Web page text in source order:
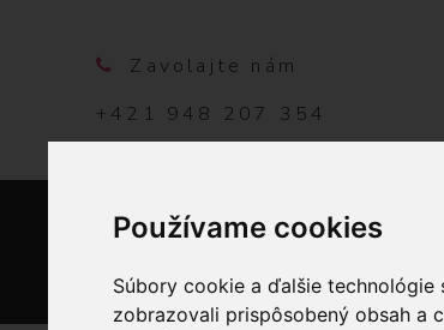
Používame cookies
Súbory cookie a ďalšie technológie
zobrazovali prispôsobený obsah a
Zavolajte nám
+421 948 207 354